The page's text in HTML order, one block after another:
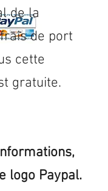
de la
de port
cette
gratuite.
logo Paypal.